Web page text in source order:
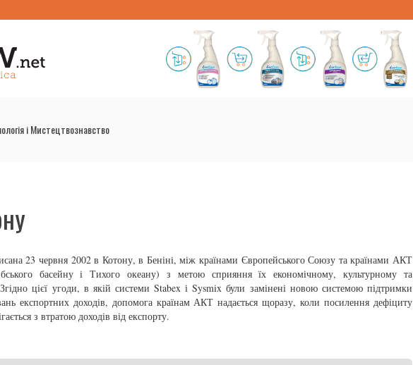
і Мистецтвознавство
23 червня 2002 в Котону, в Беніні, між країнами Європейського Союзу та країнами АКТ
басейну і Тихого океану) з метою сприяння їх економічному, культурному та
цієї угоди, в якій системи Stabex і Sysmix були замінені новою системою підтримки
експортних доходів, допомога країнам АКТ надається щоразу, коли посилення дефіциту
з втратою доходів від експорту.